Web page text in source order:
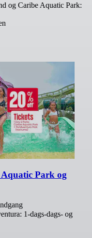
og Caribe Aquatic Park:
Park og
1-dags-dags- og